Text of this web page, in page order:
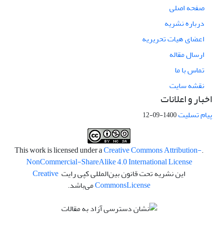
صفحه اصلی
درباره نشریه
اعضای هیات تحریریه
ارسال مقاله
تماس با ما
نقشه سایت
اخبار و اعلانات
پیام تسلیت1400-09-12
.This work is licensed under a
Creative Commons Attribution-
NonCommercial-ShareAlike 4.0 International License
این نشریه تحت قانون بین‌المللی کپی رایت Creative
CommonsLicense می‌باشد.